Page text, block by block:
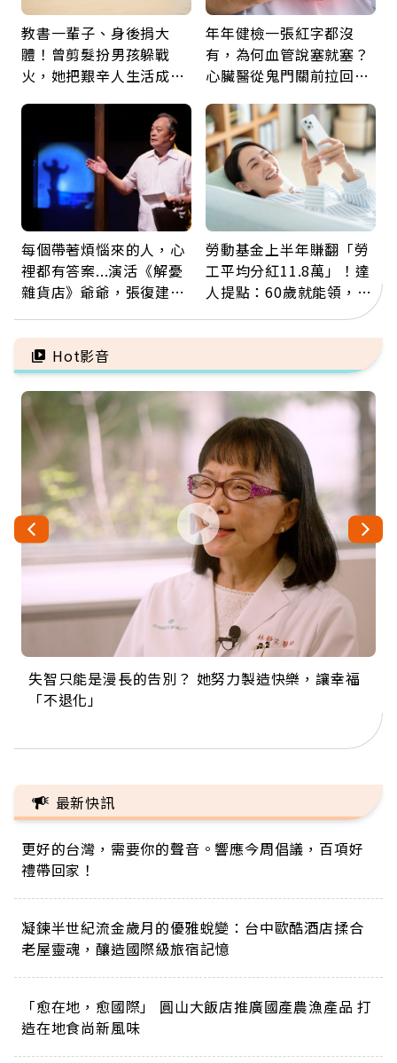
教書一輩子、身後捐大
體！曾剪髮扮男孩躲戰
火，她把艱辛人生活成風
年年健檢一張紅字都沒
有，為何血管說塞就塞？
心臟醫從鬼門關前拉回病
字
每個帶著煩惱來的人，心
裡都有答案...演活《解憂
雜貨店》爺爺，張復建：
善待自己
勞動基金上半年賺翻「勞
工平均分紅11.8萬」！達
人提點：60歲就能領，重
新就業還有隱藏版退休金
Hot影音
失智只能是漫長的告別？ 她努力製造快樂，讓幸福
「不退化」
來自剛果的巧克力神父 為台灣奉獻36年 「台灣是我
的家，我連作夢都講台語！」
63歲卸矽谷副總、搬回台灣找快樂！「蛋黃哥小
丑」走進安養院，逗樂上萬爺奶：退休後才開始真
104歲打破金氏世界紀錄 成為全球最年長羽球選
手，分享長壽的秘密原來是「這個」
事業巔峰他選擇追夢…黑手阿伯拉小提琴還登上小
巨蛋！連CNN都大讚！
最新快訊
更好的台灣，需要你的聲音。響應今周倡議，百項好
禮帶回家！
凝鍊半世紀流金歲月的優雅蛻變：台中歐酷酒店揉合
老屋靈魂，釀造國際級旅宿記憶
「愈在地，愈國際」 圓山大飯店推廣國產農漁產品 打
造在地食尚新風味